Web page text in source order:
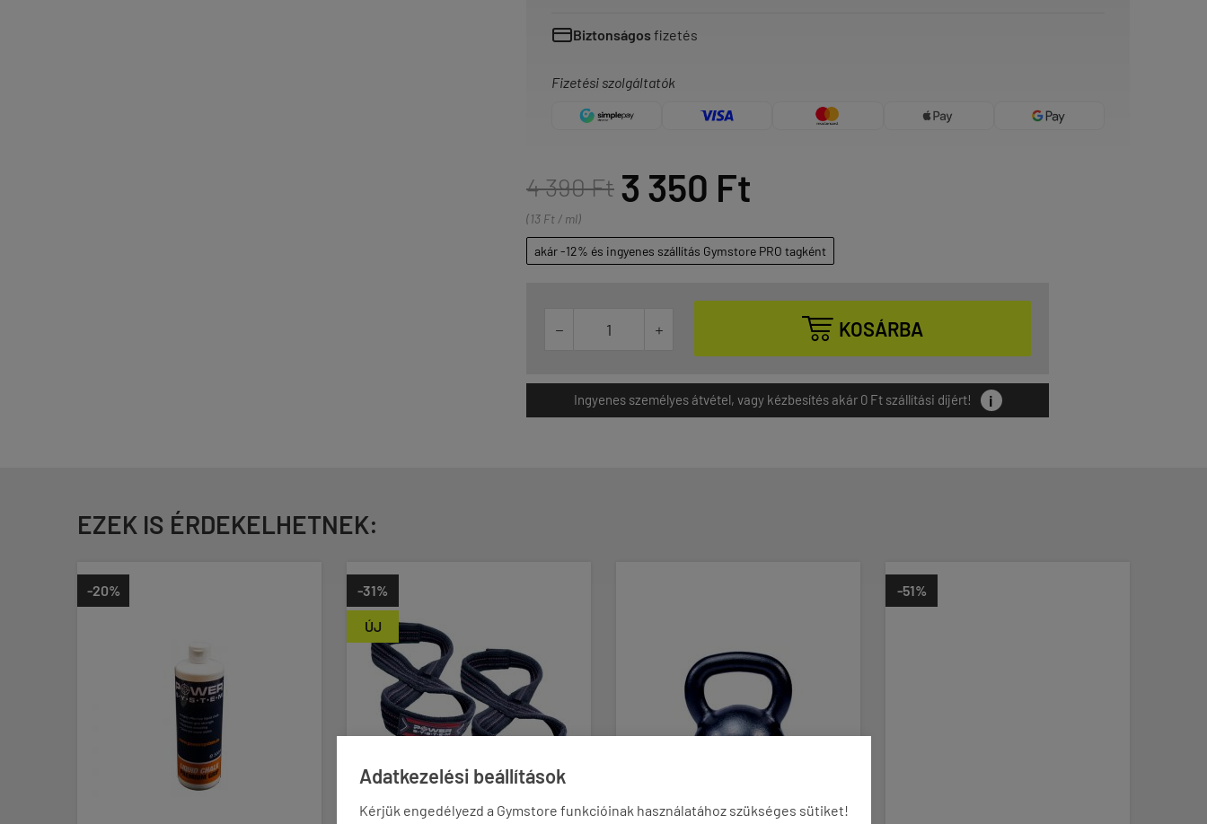
Adatkezelési beállítások
Kérjük engedélyezd a Gymstore funkcióinak használatához szükséges sütiket!
Biztonságosfizetés
Fizetési szolgáltatók
4 390 Ft 3 350 Ft
(13 Ft / ml)
akár -12% és ingyenes szállítás Gymstore PRO tagként
   KOSÁRBA
Ingyenes személyes átvétel, vagy kézbesítés akár 0 Ft szállítási díjért! i
EZEK IS ÉRDEKELHETNEK:
-20%
ÚJ
-31% -51%